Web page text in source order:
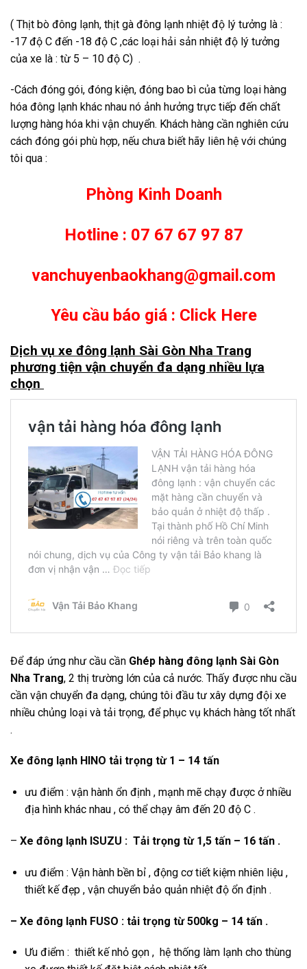
( Thịt bò đông lạnh, thịt gà đông lạnh nhiệt độ lý tưởng là :
-17 độ C đến -18 độ C ,các loại hải sản nhiệt độ lý tưởng
của xe là : từ 5 – 10 độ C) .
-Cách đóng gói, đóng kiện, đóng bao bì của từng loại hàng
hóa đông lạnh khác nhau nó ảnh hưởng trực tiếp đến chất
lượng hàng hóa khi vận chuyển. Khách hàng cần nghiên cứu
cách đóng gói phù hợp, nếu chưa biết hãy liên hệ với chúng
tôi qua :
Phòng Kinh Doanh
Hotline : 07 67 67 97 87
vanchuyenbaokhang@gmail.com
Yêu cầu báo giá : Click Here
Dịch vụ xe đông lạnh Sài Gòn Nha Trang
phương tiện vận chuyển đa dạng nhiều lựa
chọn
Để đáp ứng như cầu cần Ghép hàng đông lạnh Sài Gòn
Nha Trang, 2 thị trường lớn của cả nước. Thấy được nhu cầu
cần vận chuyển đa dạng, chúng tôi đầu tư xây dựng đội xe
nhiều chủng loại và tải trọng, để phục vụ khách hàng tốt nhất
.
Xe đông lạnh HINO tải trọng từ 1 – 14 tấn
ưu điểm : vận hành ổn định , mạnh mẽ chạy được ở nhiều
địa hình khác nhau , có thể chạy âm đến 20 độ C .
– Xe đông lạnh ISUZU : Tải trọng từ 1,5 tấn – 16 tấn .
ưu điểm : Vận hành bền bỉ , động cơ tiết kiệm nhiên liệu ,
thiết kế đẹp , vận chuyển bảo quản nhiệt độ ổn định .
– Xe đông lạnh FUSO : tải trọng từ 500kg – 14 tấn .
Ưu điểm : thiết kế nhỏ gọn , hệ thống làm lạnh cho thùng